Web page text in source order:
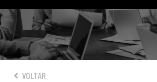
VOLTAR